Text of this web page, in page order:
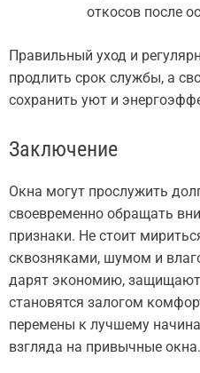
откосов после
Правильный уход и
продлить срок службы, а
сохранить уют и
Заключение
Окна могут прослужить
своевременно обращать
признаки. Не стоит
сквозняками, шумом и
дарят экономию, защищают
становятся залогом
перемены к лучшему
взгляда на привычные окна.